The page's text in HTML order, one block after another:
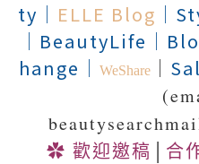
ty │ ELLE Blog │
│ BeautyLife │
hange │ WeShare│
✿ 歡迎邀稿 合